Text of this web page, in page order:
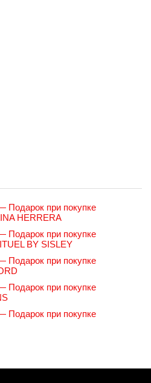
при покупке
HERRERA
при покупке
BY SISLEY
при покупке
при покупке
при покупке